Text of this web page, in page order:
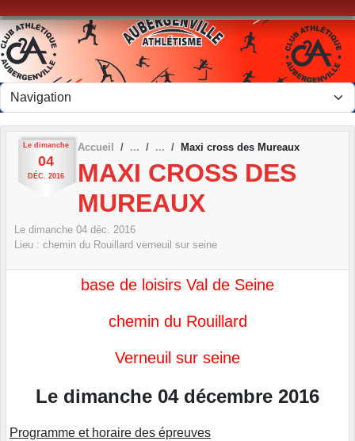
Le dimanche
04
DÉC. 2016
Accueil Maxi cross des Mureaux
MAXI CROSS DES
MUREAUX
Le dimanche 04 déc. 2016
Lieu : chemin du Rouillard verneuil sur seine
base de loisirs Val de Seine
chemin du Rouillard
Verneuil sur seine
Le dimanche 04 décembre 2016
Programme et horaire des épreuves